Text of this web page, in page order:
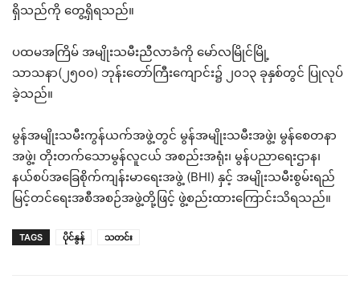
ရှိသည်ကို တွေ့ရှိရသည်။
ပထမအကြိမ် အမျိုးသမီးညီလာခံကို မော်လမြိုင်မြို့
သာသနာ(၂၅၀၀) ဘုန်းတော်ကြီးကျောင်း၌ ၂၀၁၃ ခုနှစ်တွင် ပြုလုပ်
ခဲ့သည်။
မွန်အမျိုးသမီးကွန်ယက်အဖွဲ့တွင် မွန်အမျိုးသမီးအဖွဲ့၊ မွန်စေတနာ
အဖွဲ့၊ တိုးတက်သောမွန်လူငယ် အစည်းအရုံး၊ မွန်ပညာရေးဌာန၊
နယ်စပ်အခြေစိုက်ကျန်းမာရေးအဖွဲ့ (BHI) နှင့် အမျိုးသမီးစွမ်းရည်
မြင့်တင်ရေးအစီအစဉ်အဖွဲ့တို့ဖြင့် ဖွဲ့စည်းထားကြောင်းသိရသည်။
TAGS ပိုင်နွန် သတင်း